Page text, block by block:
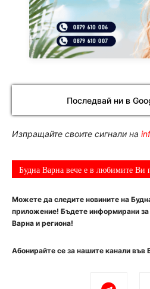
Последвай ни в
Изпращайте своите сигнали на
Будна Варна вече е в любимите Ви
Можете да следите новините на
приложение! Бъдете информирани
Варна и региона!
Абонирайте се за нашите канали във